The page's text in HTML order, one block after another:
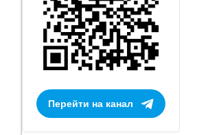
Перейти на канал